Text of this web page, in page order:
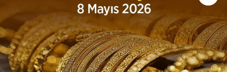
Gündem
Özel Haber
POLİTİKA